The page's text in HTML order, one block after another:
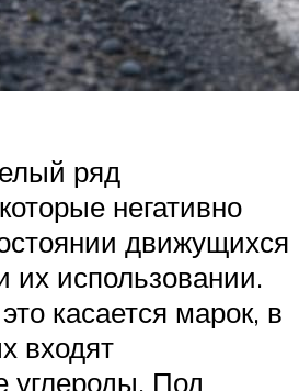
ряд
негативно
движущихся
их использовании.
касается марок, в
входят
углероды. Под